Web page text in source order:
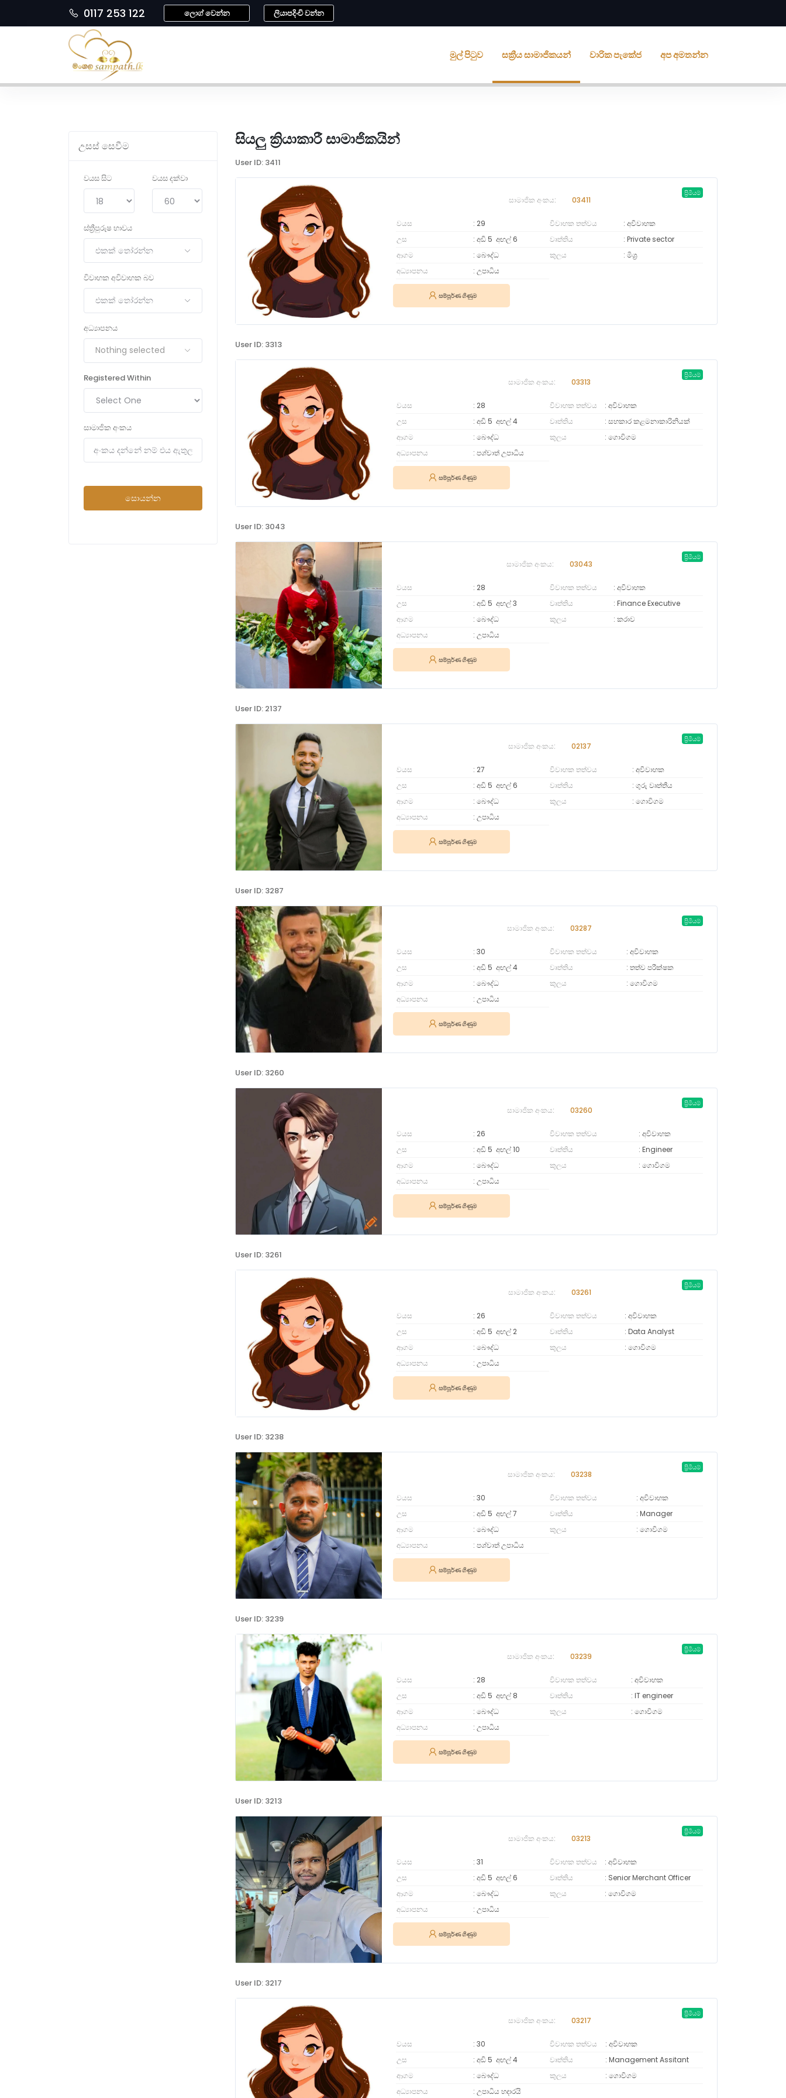
0117 253 122 ලොග් වෙන්න ලියාපදිංචි වන්න
මුල් පිටුව සක්‍රීය සාමාජිකයන් වාරික පැකේජ අප අමතන්න
උසස් සෙවීම
වයස සිට වයස දක්වා
ස්ත්‍රීපුරුෂ භාවය
එකක් තෝරන්න
විවාහක අවිවාහක බව
එකක් තෝරන්න
අධ්‍යාපනය
Nothing selected
Registered Within
සාමාජික අංකය
සොයන්න
සියලු ක්‍රියාකාරී සාමාජිකයින්
User ID: 3411
ප්‍රිමියම්
සාමාජික අංකය: 03411
වයස 29 විවාහක තත්වය
අවිවාහක
උස
අඩි 5 අඟල් 6 වෘත්තිය
Private sector
ආගම
බෞද්ධ කුලය
මිශ්‍ර
අධ්‍යාපනය
උපාධිය
සම්පූර්ණ ගිණුම
User ID: 3313
ප්‍රිමියම්
සාමාජික අංකය: 03313
වයස 28 විවාහක තත්වය
අවිවාහක
උස
අඩි 5 අඟල්4 වෘත්තිය
සහකාර කළමනාකාරිනියක්
ආගම
බෞද්ධ කුලය
ගොවිගම
අධ්‍යාපනය
පශ්චාත් උපාධිය
සම්පූර්ණ ගිණුම
User ID: 3043
ප්‍රිමියම්
සාමාජික අංකය: 03043
වයස 28 විවාහක තත්වය
අවිවාහක
උස
අඩි 5 අඟල්3 වෘත්තිය
Finance Executive
ආගම
බෞද්ධ කුලය
කරාව
අධ්‍යාපනය
උපාධිය
සම්පූර්ණ ගිණුම
User ID: 2137
ප්‍රිමියම්
සාමාජික අංකය: 02137
වයස 27 විවාහක තත්වය
අවිවාහක
උස
අඩි 5 අඟල් 6 වෘත්තිය
ගුරු වෘත්තීය
ආගම
බෞද්ධ කුලය
ගොවිගම
අධ්‍යාපනය
උපාධිය
සම්පූර්ණ ගිණුම
User ID: 3287
ප්‍රිමියම්
සාමාජික අංකය: 03287
වයස 30 විවාහක තත්වය
අවිවාහක
උස
අඩි 5 අඟල්4 වෘත්තිය
තත්ව පරීක්ෂක
ආගම
බෞද්ධ කුලය
ගොවිගම
අධ්‍යාපනය
උපාධිය
සම්පූර්ණ ගිණුම
User ID: 3260
ප්‍රිමියම්
සාමාජික අංකය: 03260
වයස 26 විවාහක තත්වය
අවිවාහක
උස
අඩි 5 අඟල්10 වෘත්තිය
Engineer
ආගම
බෞද්ධ කුලය
ගොවිගම
අධ්‍යාපනය
උපාධිය
සම්පූර්ණ ගිණුම
User ID: 3261
ප්‍රිමියම්
සාමාජික අංකය: 03261
වයස 26 විවාහක තත්වය
අවිවාහක
උස
අඩි 5 අඟල් 2 වෘත්තිය
Data Analyst
ආගම
බෞද්ධ කුලය
ගොවිගම
අධ්‍යාපනය
උපාධිය
සම්පූර්ණ ගිණුම
User ID: 3238
ප්‍රිමියම්
සාමාජික අංකය: 03238
වයස 30 විවාහක තත්වය
අවිවාහක
උස
අඩි 5 අඟල්7 වෘත්තිය
Manager
ආගම
බෞද්ධ කුලය
ගොවිගම
අධ්‍යාපනය
පශ්චාත් උපාධිය
සම්පූර්ණ ගිණුම
User ID: 3239
ප්‍රිමියම්
සාමාජික අංකය: 03239
වයස 28 විවාහක තත්වය
අවිවාහක
උස
අඩි 5 අඟල් 8 වෘත්තිය
IT engineer
ආගම
බෞද්ධ කුලය
ගොවිගම
අධ්‍යාපනය
උපාධිය
සම්පූර්ණ ගිණුම
User ID: 3213
ප්‍රිමියම්
සාමාජික අංකය: 03213
වයස 31 විවාහක තත්වය
අවිවාහක
උස
අඩි 5 අඟල් 6 වෘත්තිය
Senior Merchant Officer
ආගම
බෞද්ධ කුලය
ගොවිගම
අධ්‍යාපනය
උපාධිය
සම්පූර්ණ ගිණුම
User ID: 3217
ප්‍රිමියම්
සාමාජික අංකය: 03217
වයස 30 විවාහක තත්වය
අවිවාහක
උස
අඩි 5 අඟල්4 වෘත්තිය
Management Assitant
ආගම
බෞද්ධ කුලය
ගොවිගම
අධ්‍යාපනය
උපාධිය හදාරයි